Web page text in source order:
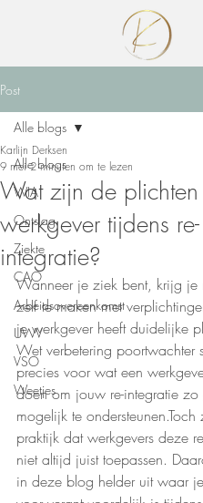
Post
Alle blogs
WIA
Ontslag
Ziekte
CAO
Arbeidsovereenkomst
UWV
VSO
Weetjes
Alle blogs
Wat zijn de
werkgever tijdens re-
integratie?
Karlijn Derksen
9 mei 2 minuten om te lezen
Wanneer je ziek bent, krijg je
zelf te maken met
je werkgever heeft duidelijke
Wet verbetering poortwachter
precies voor wat een
doen om jouw re-integratie
mogelijk te
praktijk dat werkgevers deze
niet altijd juist toepassen.
in deze blog helder uit waar